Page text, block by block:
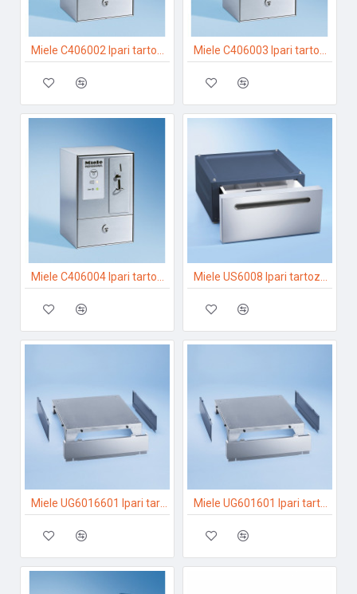
Miele C406002 Ipari tartozékok Miele C406003 Ipari tartozékok
Miele UG601601 Ipari tartozékok